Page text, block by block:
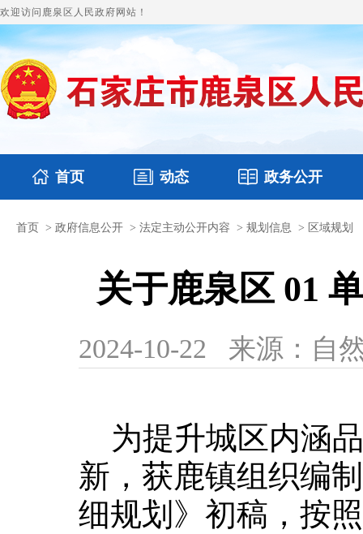
欢迎访问鹿泉区人民政府网站！
首页 动态
国务要闻 鹿泉要闻 图片新闻
政务公开
本区文件 财政预决算 涉企收费目录
首页 > 政府信息公开 > 法定主动公开内容 > 规划信息 > 区域规划
关于鹿泉区 01
2024-10-22 来源：自
为提升城区内涵
新，获鹿镇组织编
细规划》初稿，按